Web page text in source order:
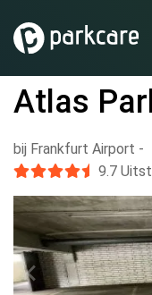
Atlas
bij Frankfurt Airport -
9.7